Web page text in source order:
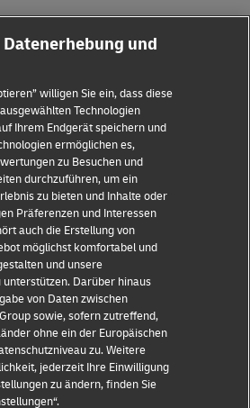
und
willigen Sie ein, dass diese
Technologien
Ihrem Endgerät speichern und
ermöglichen es,
zu Besuchen und
durchzuführen, um ein
zu bieten und Inhalte oder
Präferenzen und Interessen
auch die Erstellung von
möglichst komfortabel und
und unsere
Darüber hinaus
von Daten zwischen
sowie, sofern zutreffend,
ohne ein der Europäischen
zu. Weitere
jederzeit Ihre Einwilligung
zu ändern, finden Sie